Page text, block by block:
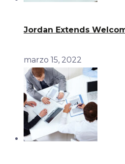
Jordan Extends
marzo 15, 2022